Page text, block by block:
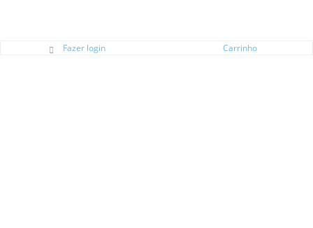
Fazer login Carrinho